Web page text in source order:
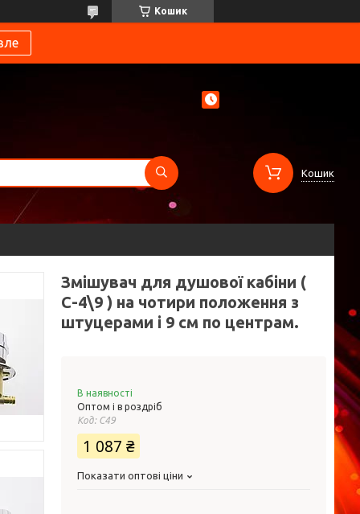
Кошик
Кошик
Змішувач для душової кабіни (
С-4\9 ) на чотири положення з
штуцерами і 9 см по центрам.
В наявності
Оптом і в роздріб
Код: С49
1 087 ₴
Показати оптові ціни